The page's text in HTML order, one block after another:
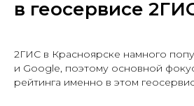
в геосервисе
2ГИС в Красноярске намного
и Google, поэтому основной
рейтинга именно в этом